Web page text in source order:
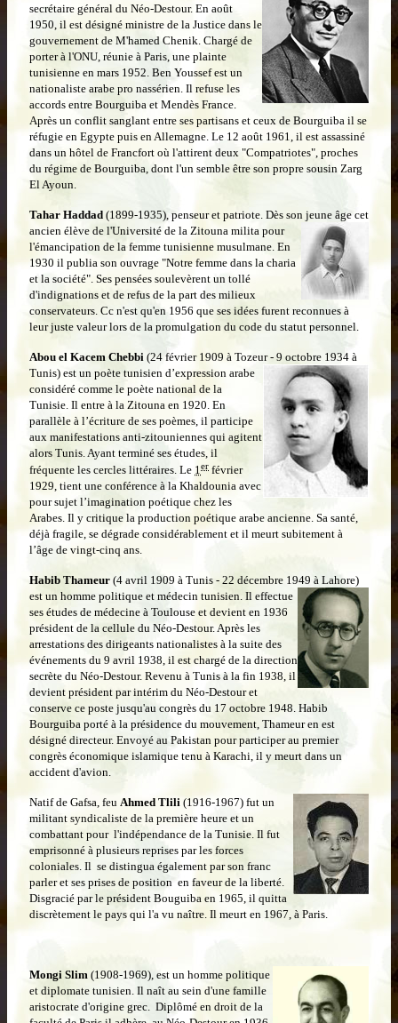
secrétaire général du Néo-Destour. En août
1950, il est désigné ministre de la Justice dans le
gouvernement de M'hamed Chenik. Chargé de
porter à l'ONU, réunie à Paris, une plainte
tunisienne en mars 1952. Ben Youssef est un
nationaliste arabe pro nassérien. Il refuse les
accords entre Bourguiba et Mendès France.
Après un conflit sanglant entre ses partisans et ceux de Bourguiba il se
réfugie en Egypte puis en Allemagne. Le 12 août 1961, il est assassiné
dans un hôtel de Francfort où l'attirent deux "Compatriotes", proches
du régime de Bourguiba, dont l'un semble être son propre sousin Zarg
El Ayoun.
Tahar Haddad (1899-1935), penseur et patriote. Dès son jeune âge cet
ancien élève de l'Université de la Zitouna milita pour
l'émancipation de la femme tunisienne musulmane. En
1930 il publia son ouvrage "Notre femme dans la charia
et la société". Ses pensées soulevèrent un tollé
d'indignations et de refus de la part des milieux
conservateurs. Cc n'est qu'en 1956 que ses idées furent reconnues à
leur juste valeur lors de la promulgation du code du statut personnel.
Abou el Kacem Chebbi (24 février 1909 à Tozeur - 9 octobre 1934 à
Tunis) est un poète tunisien d’expression arabe
considéré comme le poète national de la
Tunisie. Il entre à la Zitouna en 1920. En
parallèle à l’écriture de ses poèmes, il participe
aux manifestations anti-zitouniennes qui agitent
alors Tunis. Ayant terminé ses études, il
fréquente les cercles littéraires. Le 1er février
1929, tient une conférence à la Khaldounia avec
pour sujet l’imagination poétique chez les
Arabes. Il y critique la production poétique arabe ancienne. Sa santé,
déjà fragile, se dégrade considérablement et il meurt subitement à
l’âge de vingt-cinq ans.
Habib Thameur (4 avril 1909 à Tunis - 22 décembre 1949 à Lahore)
est un homme politique et médecin tunisien. Il effectue
ses études de médecine à Toulouse et devient en 1936
président de la cellule du Néo-Destour. Après les
arrestations des dirigeants nationalistes à la suite des
événements du 9 avril 1938, il est chargé de la direction
secrète du Néo-Destour. Revenu à Tunis à la fin 1938, il
devient président par intérim du Néo-Destour et
conserve ce poste jusqu'au congrès du 17 octobre 1948. Habib
Bourguiba porté à la présidence du mouvement, Thameur en est
désigné directeur. Envoyé au Pakistan pour participer au premier
congrès économique islamique tenu à Karachi, il y meurt dans un
accident d'avion.
Natif de Gafsa, feu Ahmed Tlili (1916-1967) fut un
militant syndicaliste de la première heure et un
combattant pour l'indépendance de la Tunisie. Il fut
emprisonné à plusieurs reprises par les forces
coloniales. Il se distingua également par son franc
parler et ses prises de position en faveur de la liberté.
Disgracié par le président Bouguiba en 1965, il quitta
discrètement le pays qui l'a vu naître. Il meurt en 1967, à Paris.
Mongi Slim (1908-1969), est un homme politique
et diplomate tunisien. Il naît au sein d'une famille
aristocrate d'origine grec. Diplômé en droit de la